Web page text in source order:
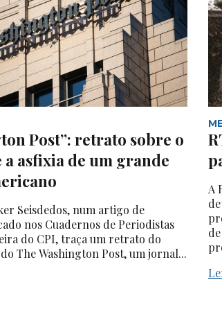
Post”: retrato sobre o
asfixia de um grande
Seisdedos, num artigo de
nos Cuadernos de Periodistas
do CPI, traça um retrato do
The Washington Post, um jornal...
A